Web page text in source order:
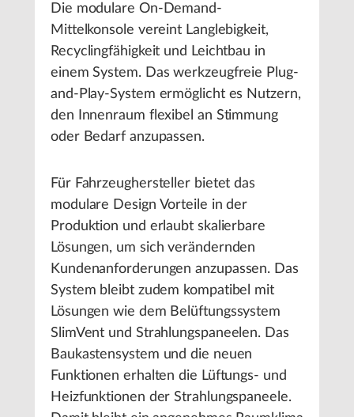
Die modulare On-Demand-
Mittelkonsole vereint Langlebigkeit,
Recyclingfähigkeit und Leichtbau in
einem System. Das werkzeugfreie Plug-
and-Play-System ermöglicht es Nutzern,
den Innenraum flexibel an Stimmung
oder Bedarf anzupassen.
Für Fahrzeughersteller bietet das
modulare Design Vorteile in der
Produktion und erlaubt skalierbare
Lösungen, um sich verändernden
Kundenanforderungen anzupassen. Das
System bleibt zudem kompatibel mit
Lösungen wie dem Belüftungssystem
SlimVent und Strahlungspaneelen. Das
Baukastensystem und die neuen
Funktionen erhalten die Lüftungs- und
Heizfunktionen der Strahlungspaneele.